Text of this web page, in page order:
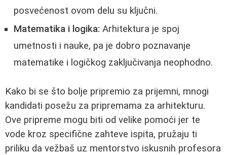
posvećenost ovom delu su ključni.
Matematika i logika: Arhitektura je spoj
umetnosti i nauke, pa je dobro poznavanje
matematike i logičkog zaključivanja neophodno.
Kako bi se što bolje pripremio za prijemni, mnogi
kandidati posežu za pripremama za arhitekturu.
Ove pripreme mogu biti od velike pomoći jer te
vode kroz specifične zahteve ispita, pružaju ti
priliku da vežbaš uz mentorstvo iskusnih profesora